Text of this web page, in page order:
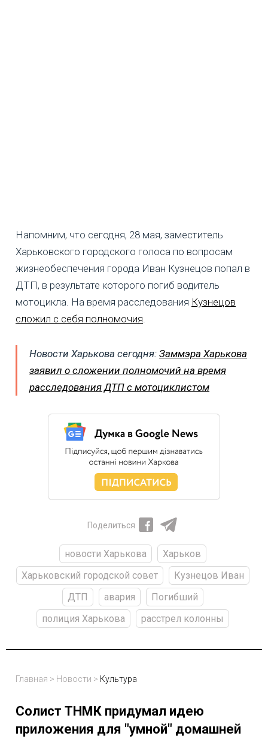
Напомним, что сегодня, 28 мая, заместитель
Харьковского городского голоса по вопросам
жизнеобеспечения города Иван Кузнецов попал в
ДТП, в результате которого погиб водитель
мотоцикла. На время расследования Кузнецов
сложил с себя полномочия.
Новости Харькова сегодня: Заммэра Харькова
заявил о сложении полномочий на время
расследования ДТП с мотоциклистом
Поделиться
новости Харькова
Харьков
Харьковский городской совет
Кузнецов Иван
ДТП
авария
Погибший
полиция Харькова
расстрел колонны
Главная > Новости > Культура
Солист ТНМК придумал идею
приложения для "умной" домашней